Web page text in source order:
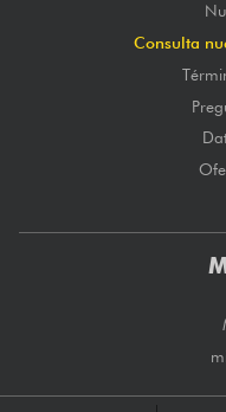
Consulta